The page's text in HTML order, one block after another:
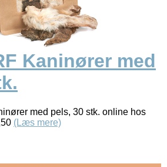
Kaninører med
med pels, 30 stk. online hos
(Læs mere)